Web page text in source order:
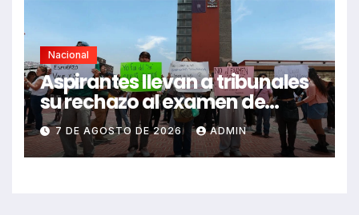
Nacional
Aspirantes llevan a tribunales
su rechazo al examen de
control de UNAM
7 DE AGOSTO DE 2026 ADMIN